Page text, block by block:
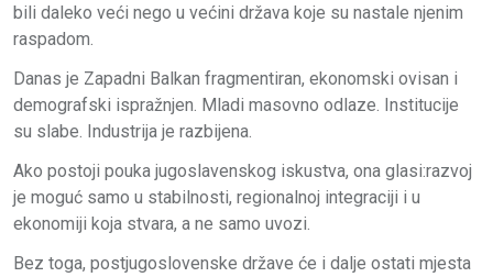
bili daleko veći nego u većini država koje su nastale njenim
raspadom.
Danas je Zapadni Balkan fragmentiran, ekonomski ovisan i
demografski ispražnjen. Mladi masovno odlaze. Institucije
su slabe. Industrija je razbijena.
Ako postoji pouka jugoslavenskog iskustva, ona glasi:razvoj
je moguć samo u stabilnosti, regionalnoj integraciji i u
ekonomiji koja stvara, a ne samo uvozi.
Bez toga, postjugoslovenske države će i dalje ostati mjesta